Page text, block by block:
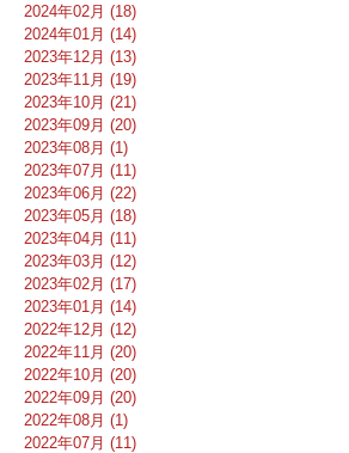
2024年02月 (18)
2024年01月 (14)
2023年12月 (13)
2023年11月 (19)
2023年10月 (21)
2023年09月 (20)
2023年08月 (1)
2023年07月 (11)
2023年06月 (22)
2023年05月 (18)
2023年04月 (11)
2023年03月 (12)
2023年02月 (17)
2023年01月 (14)
2022年12月 (12)
2022年11月 (20)
2022年10月 (20)
2022年09月 (20)
2022年08月 (1)
2022年07月 (11)